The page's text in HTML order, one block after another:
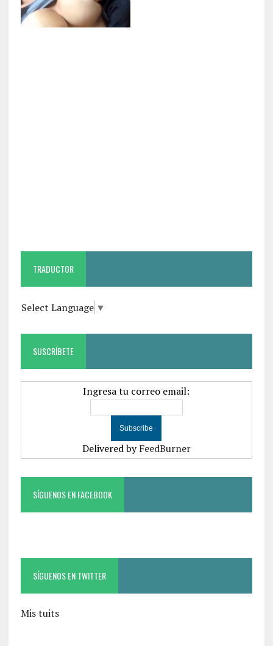
TRADUCTOR
Select Language ▼
SUSCRÍBETE
Ingresa tu correo email:
Delivered byFeedBurner
SÍGUENOS EN FACEBOOK
SÍGUENOS EN TWITTER
Mis tuits